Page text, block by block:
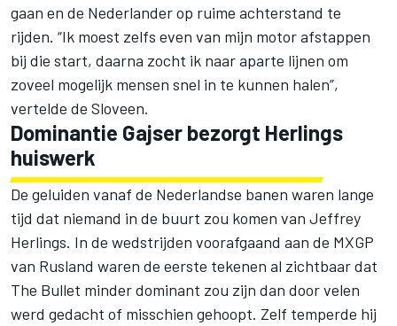
gaan en de Nederlander op ruime achterstand te
rijden. “Ik moest zelfs even van mijn motor afstappen
bij die start, daarna zocht ik naar aparte lijnen om
zoveel mogelijk mensen snel in te kunnen halen”,
vertelde de Sloveen.
Dominantie Gajser bezorgt Herlings
huiswerk
De geluiden vanaf de Nederlandse banen waren lange
tijd dat niemand in de buurt zou komen van Jeffrey
Herlings. In de wedstrijden voorafgaand aan de MXGP
van Rusland waren de eerste tekenen al zichtbaar dat
The Bullet minder dominant zou zijn dan door velen
werd gedacht of misschien gehoopt. Zelf temperde hij